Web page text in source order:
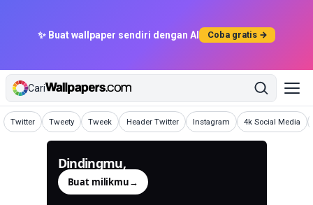
✨ Buat wallpaper sendiri dengan AI Coba gratis →
Cari
Twitter
Wallpaper Tweety
Wallpaper Tweek
Wallpaper Header Twitter
Wallpaper Instagram
Wallpaper 4k Social Media
Wallpaper
Dindingmu,
Buat milikmu→